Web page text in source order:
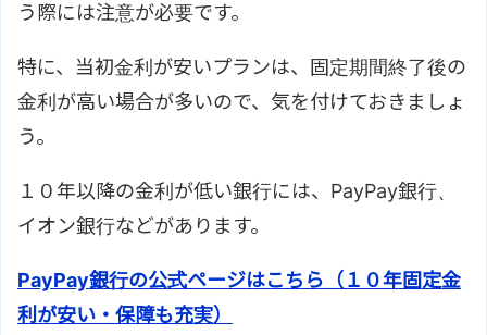
う際には注意が必要です。
特に、当初金利が安いプランは、固定期間終了後の
金利が高い場合が多いので、気を付けておきましょ
う。
１０年以降の金利が低い銀行には、PayPay銀行、
イオン銀行などがあります。
PayPay銀行の公式ページはこちら（１０年固定金
利が安い・保障も充実）